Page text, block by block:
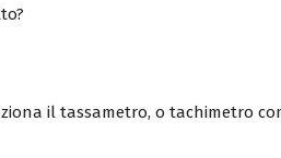
il tassametro, o tachimetro